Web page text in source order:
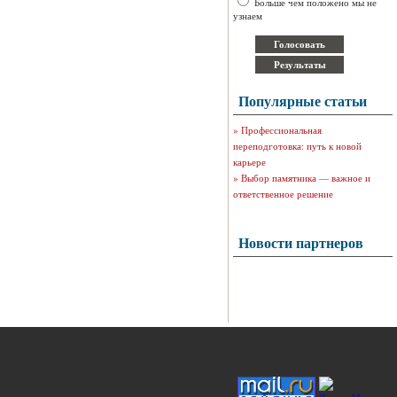
узнаем
Популярные статьи
» Профессиональная
переподготовка: путь к новой
карьере
» Выбор памятника — важное и
ответственное решение
Новости партнеров